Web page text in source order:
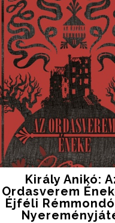
Király Anikó:
Ordasverem
Éjféli Rémmondó